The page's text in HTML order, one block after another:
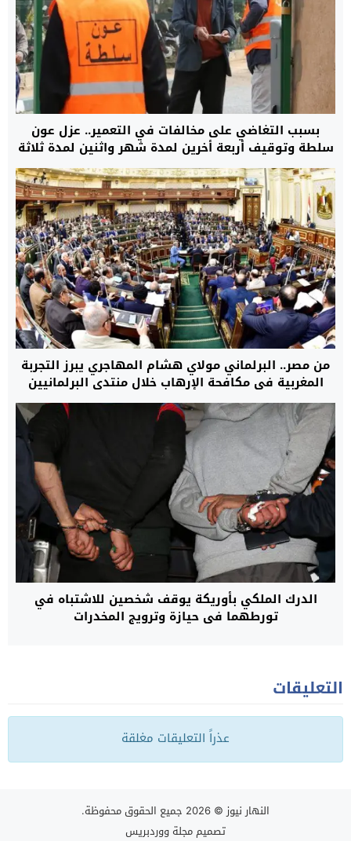
بسبب التغاضي على مخالفات في التعمير.. عزل عون
سلطة وتوقيف أربعة أخرين لمدة شهر واثنين لمدة ثلاثة
أشهر
من مصر.. البرلماني مولاي هشام المهاجري يبرز التجربة
المغربية في مكافحة الإرهاب خلال منتدى البرلمانيين
العرب للسكان والتنمية + فيديو
الدرك الملكي بأوريكة يوقف شخصين للاشتباه في
تورطهما في حيازة وترويج المخدرات
التعليقات
عذراً التعليقات مغلقة
النهار نيوز © 2026 جميع الحقوق محفوظة.
تصميممجلة ووردبريس